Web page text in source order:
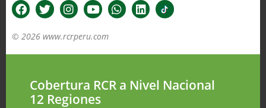
© 2026 www.rcrperu.com
Cobertura RCR a Nivel Nacional
12 Regiones